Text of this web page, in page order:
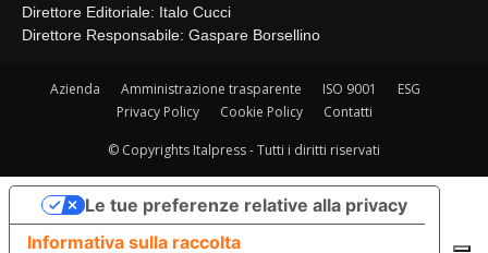
Direttore Editoriale: Italo Cucci
Direttore Responsabile: Gaspare Borsellino
Azienda Amministrazione trasparente ISO 9001
ESG
Privacy Policy
Cookie Policy Contatti
© Copyrights Italpress - Tutti i diritti riservati
Informativa sulla raccolta
Le tue preferenze relative alla privacy